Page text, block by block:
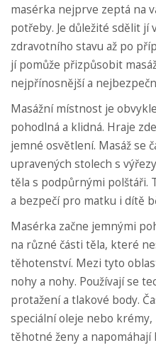
masérka nejprve zeptá na
potřeby. Je důležité sdělit jí
zdravotního stavu až po
jí pomůže přizpůsobit
nejpřínosnější a
Masážní místnost je
pohodlná a klidná. Hraje
jemné osvětlení. Masáž se
upravených stolech s
těla s podpůrnými polštáři.
a bezpečí pro matku i dítě
Masérka začne jemnými
na různé části těla, které
těhotenství. Mezi tyto
nohy a nohy. Používají se
protažení a tlakové body.
speciální oleje nebo
těhotné ženy a napomáhají